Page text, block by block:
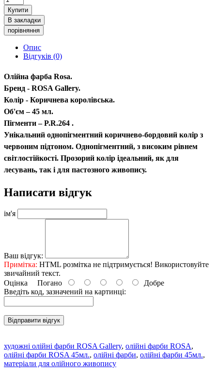
Купити
В закладки
порівняння
Опис
Відгуків (0)
Олійна фарба Rosa.
Бренд - ROSA Gallery.
Колір - Коричнева королівська.
Об'єм – 45 мл.
Пігменти – P.R.264 .
Унікальний однопігментний коричнево-бордовий колір з
червоним підтоном. Однопігментний, з високим рівнем
світлостійкості. Прозорий колір ідеальний, як для
лесувань, так і для пастозного живопису.
Написати відгук
ім'я
Ваш відгук:
Примітка: HTML розмітка не підтримується! Використовуйте
звичайний текст.
Оцінка Погано
Добре
Введіть код, зазначений на картинці:
Відправити відгук
художні олійні фарби ROSA Gallery, олійні фарби ROSA,
олійні фарби ROSA 45мл., олійні фарби, олійні фарби 45мл.,
матеріали для олійного живопису